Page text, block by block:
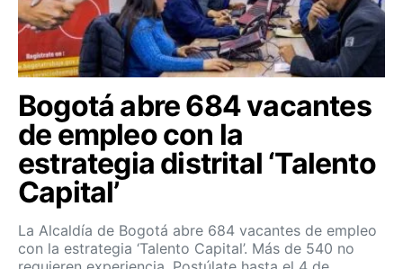
Bogotá abre 684 vacantes
de empleo con la
estrategia distrital ‘Talento
Capital’
La Alcaldía de Bogotá abre 684 vacantes de empleo
con la estrategia ‘Talento Capital’. Más de 540 no